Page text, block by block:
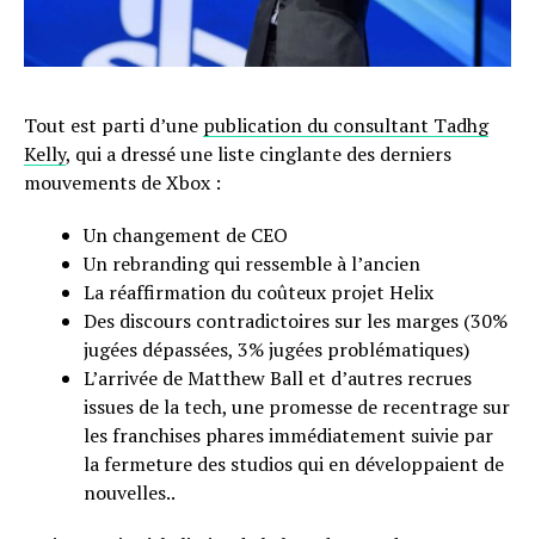
Tout est parti d’une publication du consultant Tadhg
Kelly, qui a dressé une liste cinglante des derniers
mouvements de Xbox :
Un changement de CEO
Un rebranding qui ressemble à l’ancien
La réaffirmation du coûteux projet Helix
Des discours contradictoires sur les marges (30%
jugées dépassées, 3% jugées problématiques)
L’arrivée de Matthew Ball et d’autres recrues
issues de la tech, une promesse de recentrage sur
les franchises phares immédiatement suivie par
la fermeture des studios qui en développaient de
nouvelles..